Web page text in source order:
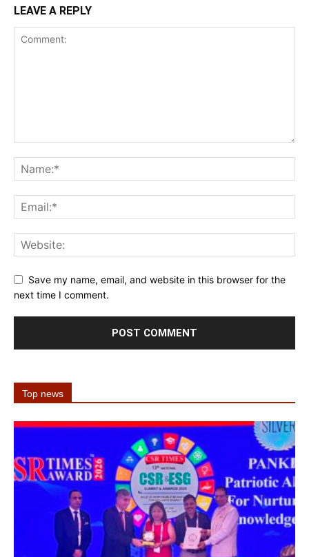
LEAVE A REPLY
Save my name, email, and website in this browser for the
next time I comment.
Top news